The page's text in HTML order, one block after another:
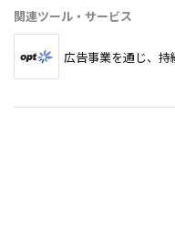
関連ツール・サービス
広告事業を通じ、